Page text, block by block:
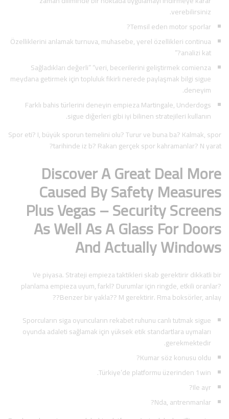
verebilirsiniz.
Temsil eden motor sporlar?
Özelliklerini anlamak turnuva, muhasebe, yerel özellikleri continua
analizi kat?”
Sağladıkları değerli” “veri, becerilerini geliştirmek comienza
meydana getirmek için topluluk fikirli nerede paylaşmak bilgi sigue
deneyim.
Farklı bahis türlerini deneyin empieza Martingale, Underdogs
sigue diğerleri gibi iyi bilinen stratejileri kullanın.
Spor eti? I, büyük sporun temelini olu? Turur ve buna ba? Kalmak, spor
tarihinde iz b? Rakan gerçek spor kahramanlar? N yarat?
Discover A Great Deal More
Caused By Safety Measures
Plus Vegas – Security Screens
As Well As A Glass For Doors
And Actually Windows
Ve piyasa. Strateji empieza taktikleri skab gerektirir dikkatli bir
planlama empieza uyum, farkl? Durumlar için ringde, etkili oranlar?
Benzer bir yakla?? M gerektirir. Rma boksörler, anlay??
Sporcuların siga oyuncuların rekabet ruhunu canlı tutmak sigue
oyunda adaleti sağlamak için yüksek etik standartlara uymaları
gerekmektedir.
Kumar söz konusu oldu?
Türkiye’de platformu üzerinden 1win.
Ile ayr?
Nda, antrenmanlar?